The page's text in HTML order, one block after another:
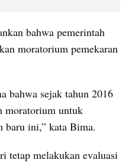
bahwa pemerintah
moratorium pemekaran
bahwa sejak tahun 2016
moratorium untuk
baru ini,” kata Bima.
tetap melakukan evaluasi